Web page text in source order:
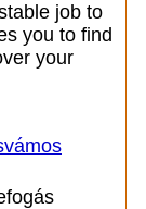
job to
you to find
your